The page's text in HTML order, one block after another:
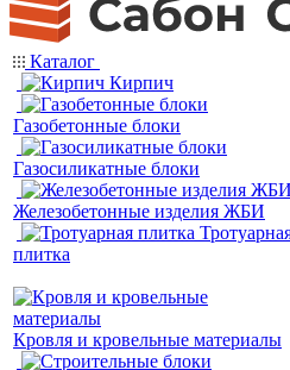
Каталог
Кирпич
Газобетонные блоки
Газосиликатные блоки
Железобетонные изделия ЖБИ
плитка
Кровля и кровельные материалы